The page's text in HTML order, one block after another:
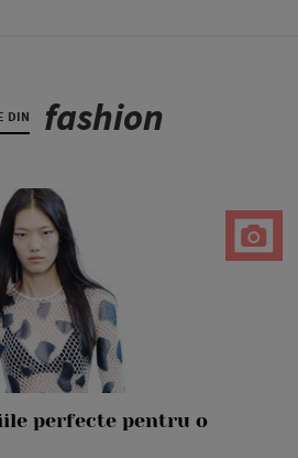
DIN fashion
perfecte pentru o